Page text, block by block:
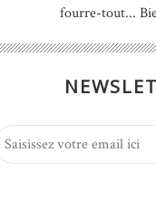
fourre-tout...